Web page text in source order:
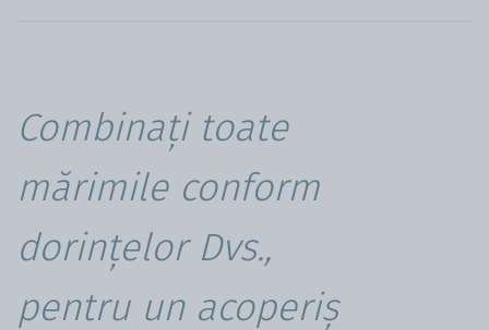
Combinați toate
mărimile conform
dorințelor Dvs.,
pentru un acoperiș